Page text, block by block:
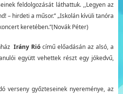
feldolgozását láthattuk. ,,Legyen az
– hirdeti a műsor.’’ „Iskolán kívüli tanóra
keretében.”(Novák Péter)
Irány Rió című előadásán az alsó, a
együtt vehettek részt egy jókedvű,
verseny győzteseinek nyereménye, az